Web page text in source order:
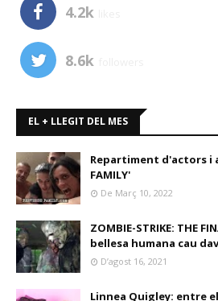
4.2k
8.6k
EL + LLEGIT DEL MES
Repartiment d'actors i
FAMILY'
De Març 10, 2022
ZOMBIE-STRIKE: THE
bellesa humana cau
D’agost 16, 2021
Linnea Quigley: entre